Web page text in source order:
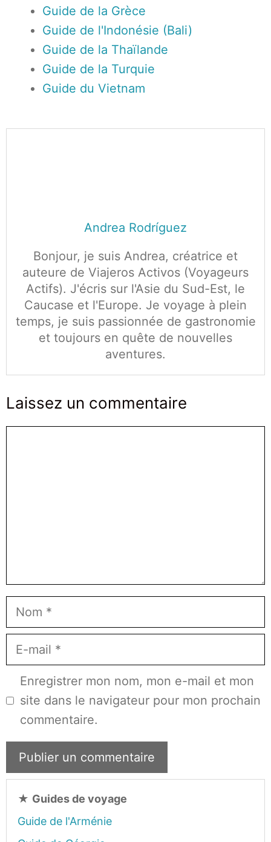
Guide de la Grèce
Guide de l'Indonésie (Bali)
Guide de la Thaïlande
Guide de la Turquie
Guide du Vietnam
Andrea Rodríguez
Bonjour, je suis Andrea, créatrice et
auteure de Viajeros Activos (Voyageurs
Actifs). J'écris sur l'Asie du Sud-Est, le
Caucase et l'Europe. Je voyage à plein
temps, je suis passionnée de gastronomie
et toujours en quête de nouvelles
aventures.
Laissez un commentaire
Nom
E-
mail
Enregistrer mon nom, mon e-mail et mon
site dans le navigateur pour mon prochain
commentaire.
★ Guides de voyage
Guide de l'Arménie